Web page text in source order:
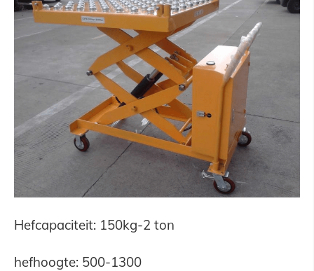
Hefcapaciteit: 150kg-2 ton
hefhoogte: 500-1300